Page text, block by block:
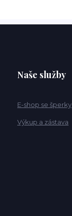
Naše služby
E-shop se šperky
Výkup a zástava